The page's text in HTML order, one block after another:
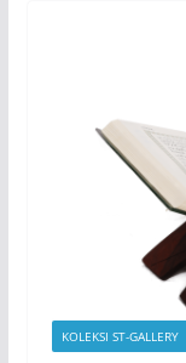
KOLEKSI ST-GALLERY